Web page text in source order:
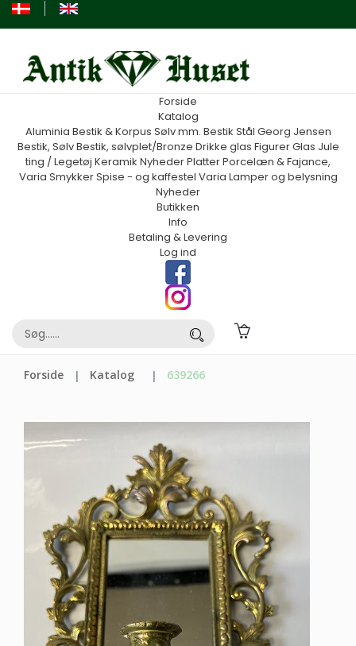
Forside
Katalog
Aluminia Bestik & Korpus Sølv mm. Bestik Stål Georg Jensen
Bestik, SølvBestik, sølvplet/Bronze Drikke glas FigurerGlas Jule
ting / Legetøj Keramik NyhederPlatterPorcelæn & Fajance,
Varia SmykkerSpise - og kaffestel Varia Lamper og belysning
Nyheder
Butikken
Info
Betaling & Levering
Log ind
Forside Katalog 639266